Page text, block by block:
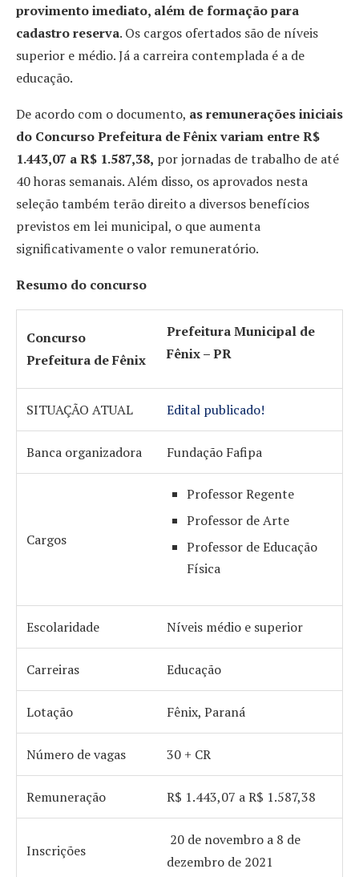
provimento imediato, além de formação para
cadastro reserva. Os cargos ofertados são de níveis
superior e médio. Já a carreira contemplada é a de
educação.
De acordo com o documento, as remunerações iniciais
do Concurso Prefeitura de Fênix variam entre R$
1.443,07 a R$ 1.587,38, por jornadas de trabalho de até
40 horas semanais. Além disso, os aprovados nesta
seleção também terão direito a diversos benefícios
previstos em lei municipal, o que aumenta
significativamente o valor remuneratório.
Resumo do concurso
Concurso
Prefeitura de Fênix
Prefeitura Municipal de
Fênix – PR
SITUAÇÃO ATUAL Edital publicado!
Banca organizadora Fundação Fafipa
Cargos
Professor Regente
Professor de Arte
Professor de Educação
Física
Escolaridade Níveis médio e superior
Carreiras Educação
Lotação Fênix, Paraná
Número de vagas 30 + CR
Remuneração R$ 1.443,07 a R$ 1.587,38
Inscrições
20 de novembro a 8 de
dezembro de 2021